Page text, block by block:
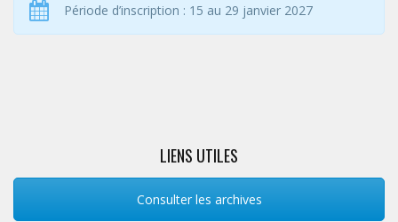
Période d’inscription : 15 au 29 janvier 2027
LIENS UTILES
Consulter les archives